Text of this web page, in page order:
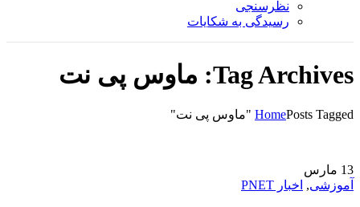
نظرسنجی
رسیدگی به شکایات
Tag Archives: ماوس پی نت
HomePosts Tagged "ماوس پی نت"
13 مارس
آموزشی, اخبار PNET